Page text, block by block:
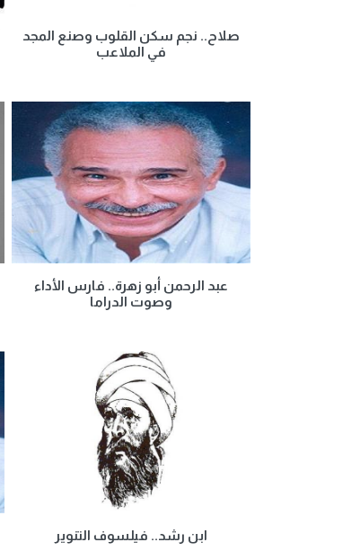
صلاح.. نجم سكن القلوب وصنع المجد
في الملاعب
عبد الرحمن أبو زهرة.. فارس الأداء
وصوت الدراما
ابن رشد.. فيلسوف التنوير